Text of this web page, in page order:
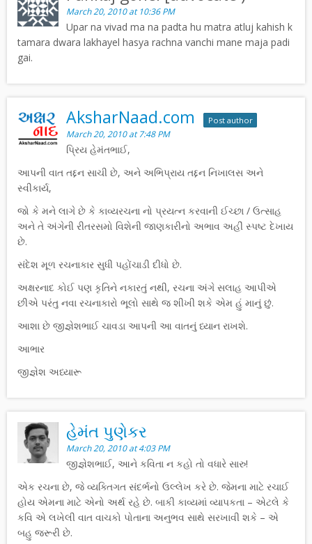
March 20, 2010 at 10:36 PM
Upar na vivad ma na padta hu matra atluj kahish k
tamara dwara lakhayel hasya rachna vanchi mane maja padi
gai.
AksharNaad.com Post author
March 20, 2010 at 7:48 PM
પ્રિય હેમંતભાઈ,
આપની વાત તદ્દન સાચી છે, અને અભિપ્રાય તદ્દન નિખાલસ અને
સ્વીકાર્ય,
જો કે મને લાગે છે કે કાવ્યરચના નો પ્રયત્ન કરવાની ઈચ્છા / ઉત્સાહ
અને તે અંગેની રીતરસમો વિશેની જાણકારીનો અભાવ અહીં સ્પષ્ટ દેખાય
છે.
સંદેશ મૂળ રચનાકાર સુધી પહોંચાડી દીધો છે.
અક્ષરનાદ કોઈ પણ કૃતિને નકારતું નથી, રચના અંગે સલાહ આપીએ
છીએ પરંતુ નવા રચનાકારો ભૂલો સાથે જ શીખી શકે એમ હું માનું છું.
આશા છે જીજ્ઞેશભાઈ ચાવડા આપની આ વાતનું ધ્યાન રાખશે.
આભાર
જીજ્ઞેશ અધ્યારૂ
હેમંત પુણેકર
March 20, 2010 at 4:03 PM
જીજ્ઞેશભાઈ, આને કવિતા ન કહો તો વધારે સારુ!
એક રચના છે, જે વ્યક્તિગત સંદર્ભનો ઉલ્લેખ કરે છે. જેમના માટે રચાઈ
હોય એમના માટે એનો અર્થ રહે છે. બાકી કાવ્યમાં વ્યાપકતા – એટલે કે
કવિ એ લખેલી વાત વાચકો પોતાના અનુભવ સાથે સરખાવી શકે – એ
બહુ જરૂરી છે.